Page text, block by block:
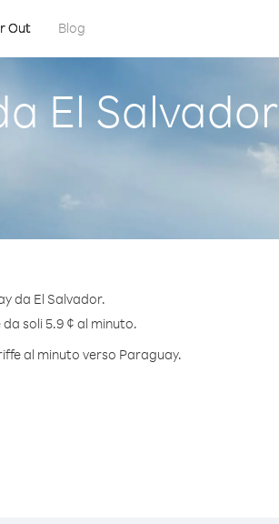
Out Blog
El Salvador
da El Salvador.
soli 5.9 ¢ al minuto.
al minuto verso Paraguay.